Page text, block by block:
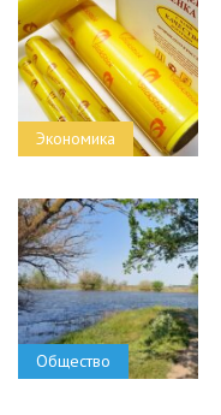
Экономика
Общество